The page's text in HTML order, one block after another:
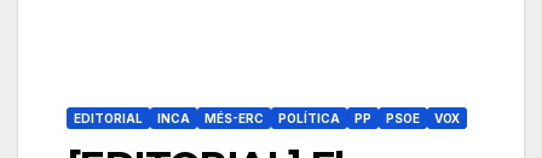
EDITORIAL INCA MÉS-ERC POLÍTICA PP PSOE VOX